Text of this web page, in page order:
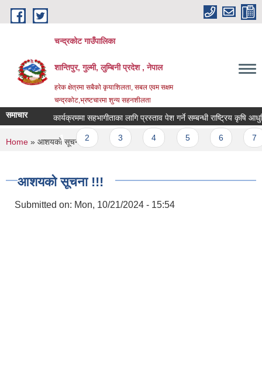
Skip to main content
चन्द्रकोट गाउँपालिका
शान्तिपुर, गुल्मी, लुम्बिनी प्रदेश , नेपाल
हरेक क्षेत्रमा सबैको कृयाशिलता, सबल एवम सक्षम
चन्द्रकोट,भ्रष्टचारमा शुन्य सहनशीलता
समाचार कार्यक्रममा सहभागीताका लागि प्रस्ताव पेश गर्ने सम्बन्धी राष्ट्रिय कृषि
Pages
1 2
You are here
Home » आशयको सूचना !!!
आशयको सूचना !!!
Submitted on: Mon, 10/21/2024 - 15:54